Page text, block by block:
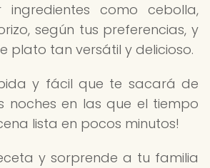
ingredientes como cebolla,
según tus preferencias, y
plato tan versátil y delicioso.
y fácil que te sacará de
noches en las que el tiempo
lista en pocos minutos!
y sorprende a tu familia